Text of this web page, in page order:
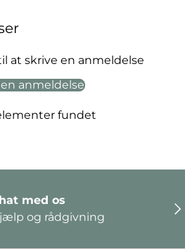
at skrive en anmeldelse
anmeldelse
fundet
med os
og rådgivning